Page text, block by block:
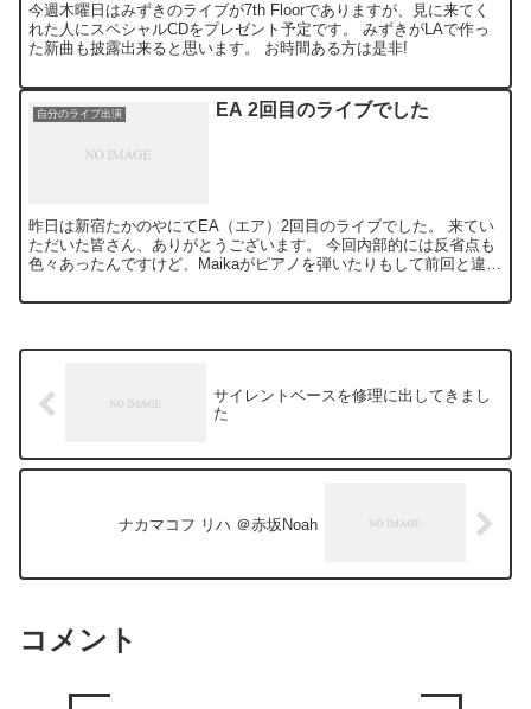
今週木曜日はみずきのライブが7th Floorでありますが、見に来てく
れた人にスペシャルCDをプレゼント予定です。 みずきがLAで作っ
た新曲も披露出来ると思います。 お時間ある方は是非!
自分のライブ出演 EA 2回目のライブでした
昨日は新宿たかのやにてEA（エア）2回目のライブでした。 来てい
ただいた皆さん、ありがとうございます。 今回内部的には反省点も
色々あったんですけど、Maikaがピアノを弾いたりもして前回と違う
サイレントベースを修理に出してきまし
た
ナカマコフ リハ ＠赤坂Noah
コメント